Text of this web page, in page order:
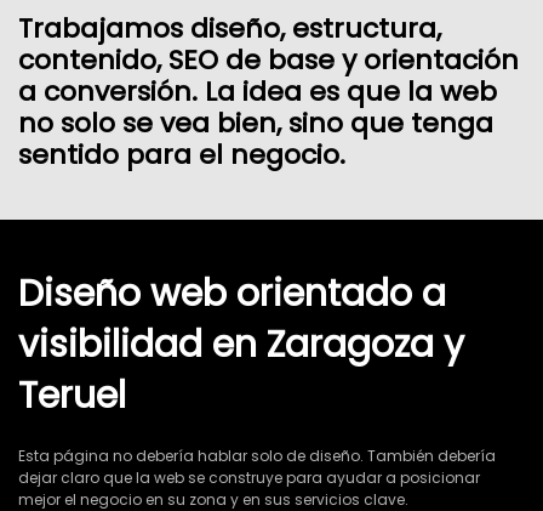
Trabajamos diseño, estructura,
contenido, SEO de base y orientación
a conversión. La idea es que la web
no solo se vea bien, sino que tenga
sentido para el negocio.
Diseño web orientado a
visibilidad en Zaragoza y
Teruel
Esta página no debería hablar solo de diseño. También debería
dejar claro que la web se construye para ayudar a posicionar
mejor el negocio en su zona y en sus servicios clave.